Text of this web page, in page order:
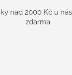
nad 2000 Kč u
zdarma.